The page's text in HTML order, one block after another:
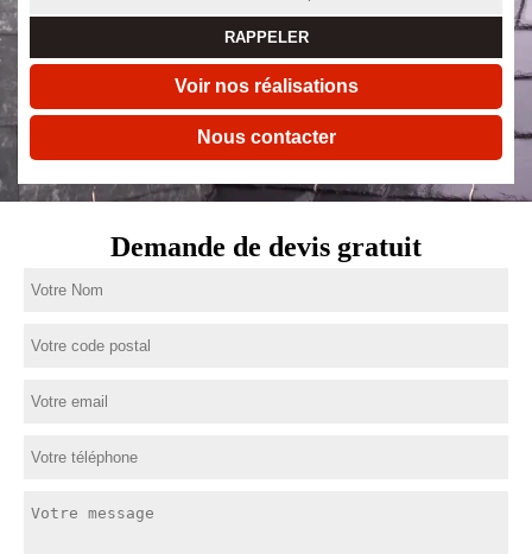
Voir nos réalisations
Nous contacter
Demande de devis gratuit